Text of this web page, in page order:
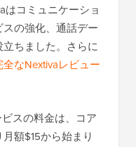
はコミュニケーショ
の強化、通話デー
ちました。さらに
全なNextivaレビュー
スの料金は、コア
額$15から始まり